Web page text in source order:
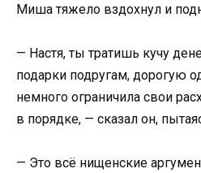
Миша тяжело вздохнул и
— Настя, ты тратишь кучу
подарки подругам, дорогую
немного ограничила свои
в порядке, — сказал он,
— Это всё нищенские